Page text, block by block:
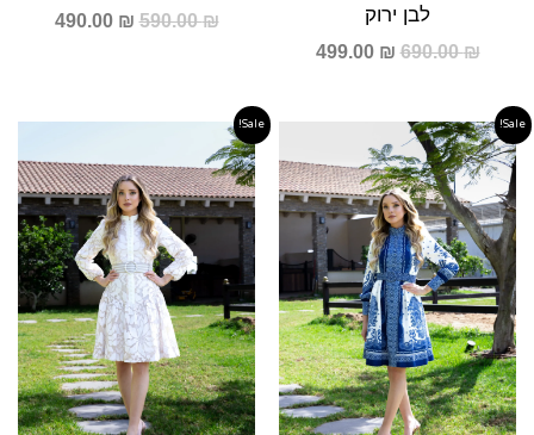
לבן ירוק
690.00₪
499.00 ₪
590.00₪
490.00 ₪
Sale!
המקורי
היה:
790.00 ₪.
המחיר
הנוכחי
הוא:
590.00 ₪.
Sale!
היה:
890.00 ₪.
הנוכחי
הוא:
₪.